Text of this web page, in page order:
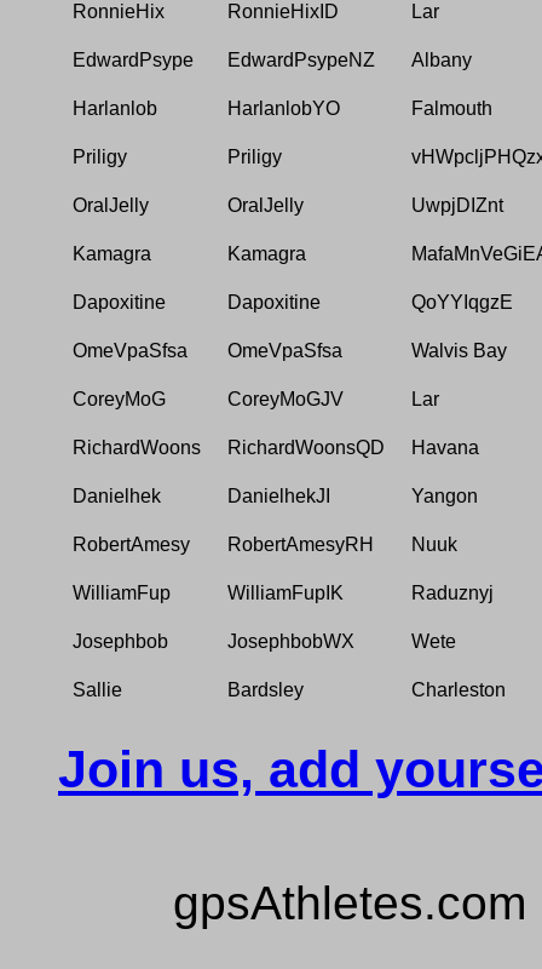
RonnieHix RonnieHixID Lar
EdwardPsype EdwardPsypeNZ Albany
Harlanlob HarlanlobYO Falmouth
Priligy Priligy
OralJelly OralJelly UwpjDIZnt
Kamagra Kamagra
Dapoxitine Dapoxitine QoYYIqgzE
OmeVpaSfsa OmeVpaSfsa Walvis Bay
CoreyMoG CoreyMoGJV Lar
RichardWoons RichardWoonsQD Havana
Danielhek DanielhekJI Yangon
RobertAmesy RobertAmesyRH Nuuk
WilliamFup WilliamFupIK Raduznyj
Josephbob JosephbobWX Wete
Sallie Bardsley Charleston
Join us, add